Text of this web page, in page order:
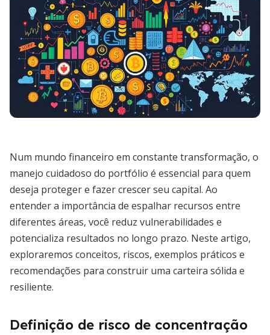
Num mundo financeiro em constante transformação, o
manejo cuidadoso do portfólio é essencial para quem
deseja proteger e fazer crescer seu capital. Ao
entender a importância de espalhar recursos entre
diferentes áreas, você reduz vulnerabilidades e
potencializa resultados no longo prazo. Neste artigo,
exploraremos conceitos, riscos, exemplos práticos e
recomendações para construir uma carteira sólida e
resiliente.
Definição de risco de concentração